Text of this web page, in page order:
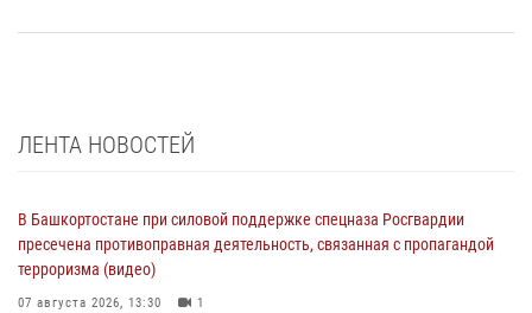
ЛЕНТА НОВОСТЕЙ
В Башкортостане при силовой поддержке спецназа Росгвардии
пресечена противоправная деятельность, связанная с пропагандой
терроризма (видео)
07 августа 2026, 13:30 1